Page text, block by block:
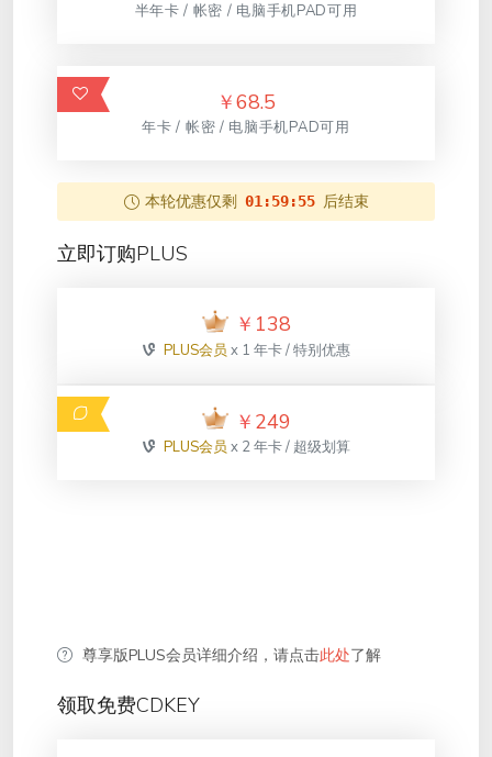
半年卡 / 帐密 / 电脑手机PAD可用
￥68.5
年卡 / 帐密 / 电脑手机PAD可用
本轮优惠仅剩 01:59:55 后结束
立即订购PLUS
￥ 138
PLUS会员x 1 年卡 / 特别优惠
￥ 249
PLUS会员x 2 年卡 / 超级划算
尊享版PLUS会员详细介绍，请点击此处了解
领取免费CDKEY